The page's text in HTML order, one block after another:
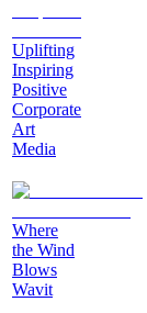
Uplifting
Inspiring
Positive
Corporate
Art
Media
Where
the Wind
Blows
Wavit